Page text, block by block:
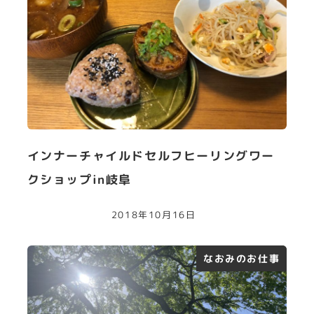
インナーチャイルドセルフヒーリングワー
クショップin岐阜
2018年10月16日
なおみのお仕事